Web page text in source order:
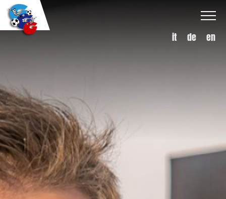
it de en